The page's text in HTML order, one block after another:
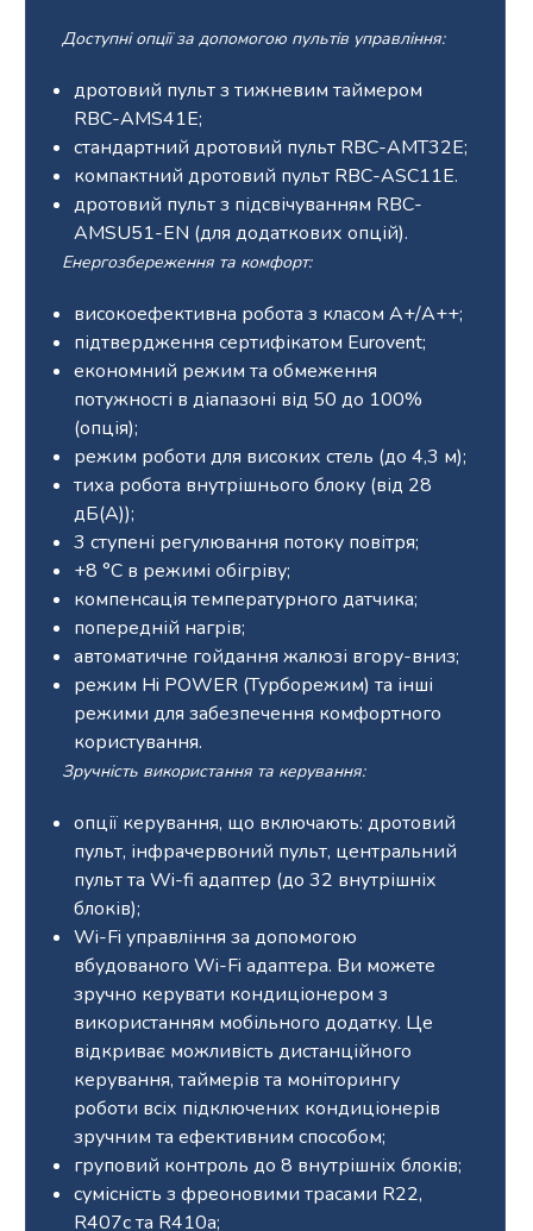
Доступні опції за допомогою пультів управління:
дротовий пульт з тижневим таймером
RBC-AMS41E;
стандартний дротовий пульт RBC-AMT32E;
компактний дротовий пульт RBC-ASC11E.
дротовий пульт з підсвічуванням RBC-
AMSU51-EN (для додаткових опцій).
Енергозбереження та комфорт:
високоефективна робота з класом A+/A++;
підтвердження сертифікатом Eurovent;
економний режим та обмеження
потужності в діапазоні від 50 до 100%
(опція);
режим роботи для високих стель (до 4,3 м);
тиха робота внутрішнього блоку (від 28
дБ(А));
3 ступені регулювання потоку повітря;
+8 °С в режимі обігріву;
компенсація температурного датчика;
попередній нагрів;
автоматичне гойдання жалюзі вгору-вниз;
режим Hi POWER (Турборежим) та інші
режими для забезпечення комфортного
користування.
Зручність використання та керування:
опції керування, що включають: дротовий
пульт, інфрачервоний пульт, центральний
пульт та Wi-fi адаптер (до 32 внутрішніх
блоків);
Wi-Fi управління за допомогою
вбудованого Wi-Fi адаптера. Ви можете
зручно керувати кондиціонером з
використанням мобільного додатку. Це
відкриває можливість дистанційного
керування, таймерів та моніторингу
роботи всіх підключених кондиціонерів
зручним та ефективним способом;
груповий контроль до 8 внутрішніх блоків;
сумісність з фреоновими трасами R22,
R407c та R410a;